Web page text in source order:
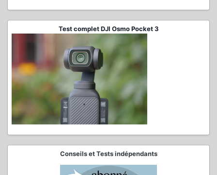
Test complet DJI Osmo Pocket 3
Conseils et Tests indépendants